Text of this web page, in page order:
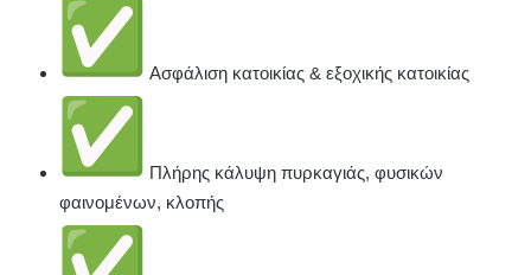
Ασφάλιση κατοικίας & εξοχικής κατοικίας
Πλήρης κάλυψη πυρκαγιάς, φυσικών
φαινομένων, κλοπής